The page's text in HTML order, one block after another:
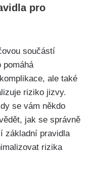
pro
součástí
pomáhá
ale ​také
riziko jizvy.
se vám někdo​
jak se správně
základní pravidla
rizika‍